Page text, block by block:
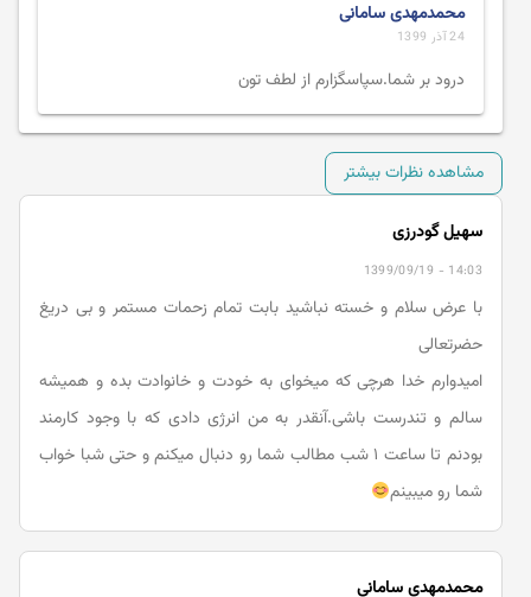
محمدمهدی سامانی
24 آذر 1399
درود بر شما.سپاسگزارم از لطف تون
مشاهده نظرات بیشتر
سهیل گودرزی
1399/09/19 - 14:03
با عرض سلام و خسته نباشید بابت تمام زحمات مستمر و بی دریغ
حضرتعالی
امیدوارم خدا هرچی که میخوای به خودت و خانوادت بده و همیشه
سالم و تندرست باشی.آنقدر به من انرژی دادی که با وجود کارمند
بودنم تا ساعت ۱ شب مطالب شما رو دنبال میکنم و حتی شبا خواب
شما رو میبینم
محمدمهدی سامانی